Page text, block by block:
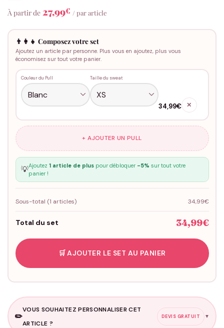
À partir de 27,99€ / par article
👨‍👩‍👧 Composez votre set
Ajoutez un article par personne. Plus vous en ajoutez, plus vous
économisez sur tout votre panier.
Couleur du Pull Taille du sweat
34,99€ ✕
+ AJOUTER UN PULL
💡Ajoutez 1 article de pluspour débloquer -5% sur tout votre
panier !
Sous-total (1 articles) 34,99€
Total du set 34,99€
🛒 AJOUTER LE SET AU PANIER
✏️
VOUS SOUHAITEZ PERSONNALISER CET
ARTICLE ?
DEVIS GRATUIT ▼